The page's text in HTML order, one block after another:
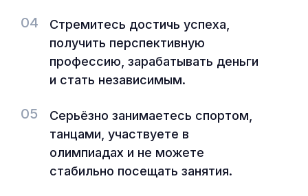
04
Стремитесь достичь успеха,
получить перспективную
профессию, зарабатывать деньги
и стать независимым.
05
Серьёзно занимаетесь спортом,
танцами, участвуете в
олимпиадах и не можете
стабильно посещать занятия.